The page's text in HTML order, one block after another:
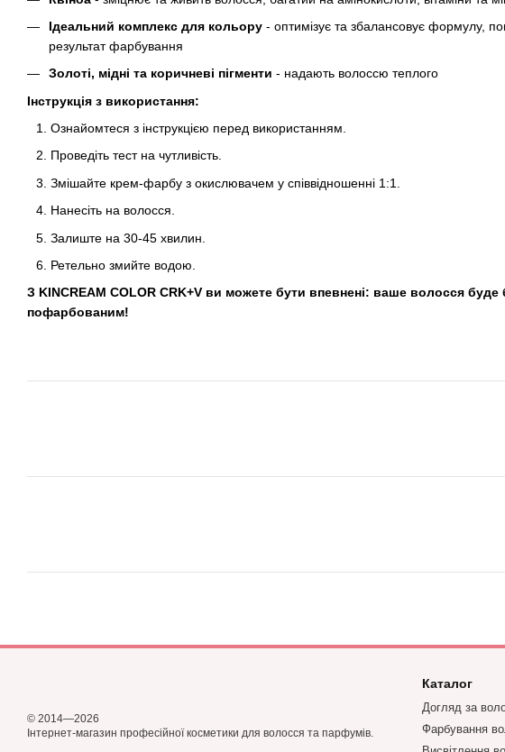
Ідеальний комплекс для кольору - оптимізує та збалансовує формулу,
результат фарбування
Золоті, мідні та коричневі пігменти - надають волоссю теплого
Інструкція з використання:
Ознайомтеся з інструкцією перед використанням.
Проведіть тест на чутливість.
Змішайте крем-фарбу з окислювачем у співвідношенні 1:1.
Нанесіть на волосся.
Залиште на 30-45 хвилин.
Ретельно змийте водою.
З KINCREAM COLOR CRK+V ви можете бути впевнені: ваше волосся буде
пофарбованим!
© 2014—2026
Інтернет-магазин професійної косметики для волосся та парфумів.
Каталог
Догляд за
Фарбування